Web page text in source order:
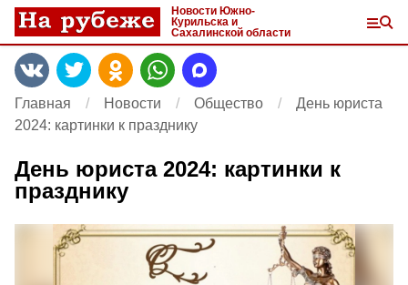
Новости Южно-
Курильска и
Сахалинской области
Главная Новости Общество
День юриста
2024: картинки к празднику
День юриста 2024: картинки к
празднику